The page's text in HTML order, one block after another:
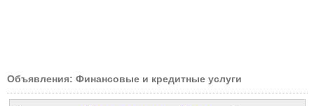
Объявления: Финансовые и кредитные услуги